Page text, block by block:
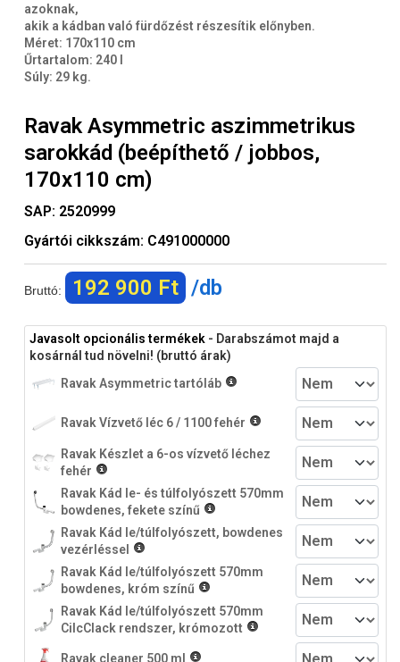
azoknak,
akik a kádban való fürdőzést részesítik előnyben.
Méret: 170x110 cm
Űrtartalom: 240 l
Súly: 29 kg.
Ravak Asymmetric aszimmetrikus
sarokkád (beépíthető / jobbos,
170x110 cm)
SAP: 2520999
Gyártói cikkszám: C491000000
Bruttó: 192 900 Ft /db
Javasolt opcionális termékek - Darabszámot majd a
kosárnál tud növelni! (bruttó árak)
Ravak Asymmetric tartóláb
Ravak Vízvető léc 6 / 1100 fehér
Ravak Készlet a 6-os vízvető léchez
fehér
Ravak Kád le- és túlfolyószett 570mm
bowdenes, fekete színű
Ravak Kád le/túlfolyószett, bowdenes
vezérléssel
Ravak Kád le/túlfolyószett 570mm
bowdenes, króm színű
Ravak Kád le/túlfolyószett 570mm
CilcClack rendszer, krómozott
Ravak cleaner 500 ml